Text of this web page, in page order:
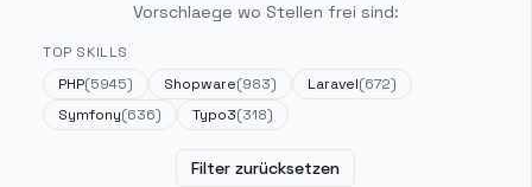
Vorschlaege wo Stellen frei sind:
TOP SKILLS
PHP(5945) Shopware(983) Laravel(672)
Symfony(636) Typo3(318)
Filter zurücksetzen